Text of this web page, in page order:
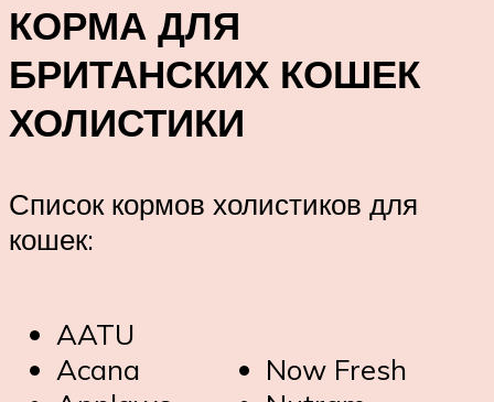
КОРМА ДЛЯ
БРИТАНСКИХ КОШЕК
ХОЛИСТИКИ
Список кормов холистиков для
кошек:
AATU
Acana
Now Fresh